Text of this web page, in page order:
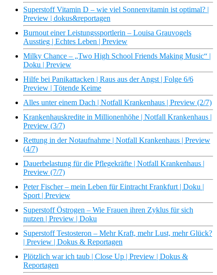
Superstoff Vitamin D – wie viel Sonnenvitamin ist optimal? |
Preview | dokus&reportagen
Burnout einer Leistungssportlerin – Louisa Grauvogels
Ausstieg | Echtes Leben | Preview
Milky Chance – „Two High School Friends Making Music“ |
Doku | Preview
Hilfe bei Panikattacken | Raus aus der Angst | Folge 6/6
Preview | Tötende Keime
Alles unter einem Dach | Notfall Krankenhaus | Preview (2/7)
Krankenhauskredite in Millionenhöhe | Notfall Krankenhaus |
Preview (3/7)
Rettung in der Notaufnahme | Notfall Krankenhaus | Preview
(4/7)
Dauerbelastung für die Pflegekräfte | Notfall Krankenhaus |
Preview (7/7)
Peter Fischer – mein Leben für Eintracht Frankfurt | Doku |
Sport | Preview
Superstoff Östrogen – Wie Frauen ihren Zyklus für sich
nutzen | Preview | Doku
Superstoff Testosteron – Mehr Kraft, mehr Lust, mehr Glück?
| Preview | Dokus & Reportagen
Plötzlich war ich taub | Close Up | Preview | Dokus &
Reportagen